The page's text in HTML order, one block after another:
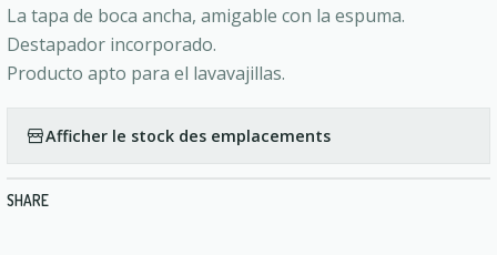
La tapa de boca ancha, amigable con la espuma.
Destapador incorporado.
Producto apto para el lavavajillas.
Afficher le stock des emplacements
SHARE